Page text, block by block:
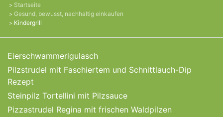
Startseite
Gesund, bewusst, nachhaltig einkaufen
Kindergrill
Eierschwammerlgulasch
Pilzstrudel mit Faschiertem und Schnittlauch-Dip
Rezept
Steinpilz Tortellini mit Pilzsauce
Pizzastrudel Regina mit frischen Waldpilzen